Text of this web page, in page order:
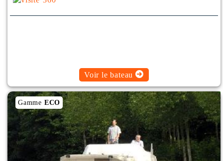
Voir le bateau
Gamme ECO